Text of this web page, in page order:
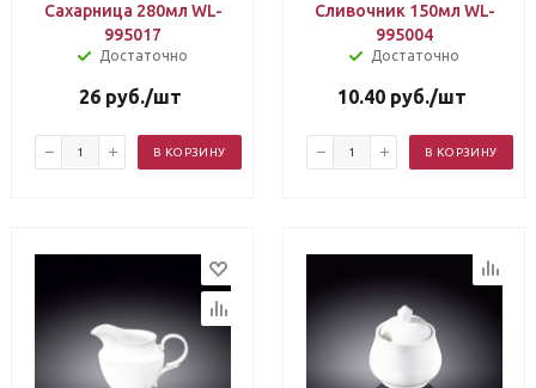
Сахарница 280мл WL-
995017
Достаточно
26 руб./шт
В КОРЗИНУ
Сливочник 150мл WL-
995004
Достаточно
10.40 руб./шт
В КОРЗИНУ